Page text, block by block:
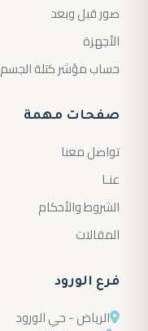
صور قبل وبعد
الأجهزة
حساب مؤشر كتلة الجسم
صفحات مهمة
تواصل معنا
عنـا
الشروط والأحكام
المقالات
فرع الورود
الرياض - حي الورود